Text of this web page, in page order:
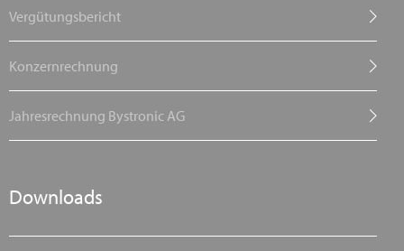
Vergütungsbericht
Konzernrechnung
Jahresrechnung Bystronic AG
Downloads